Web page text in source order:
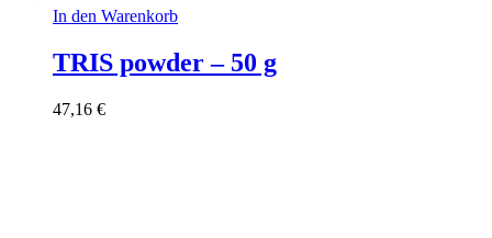
In den Warenkorb
TRIS powder – 50 g
47,16 €